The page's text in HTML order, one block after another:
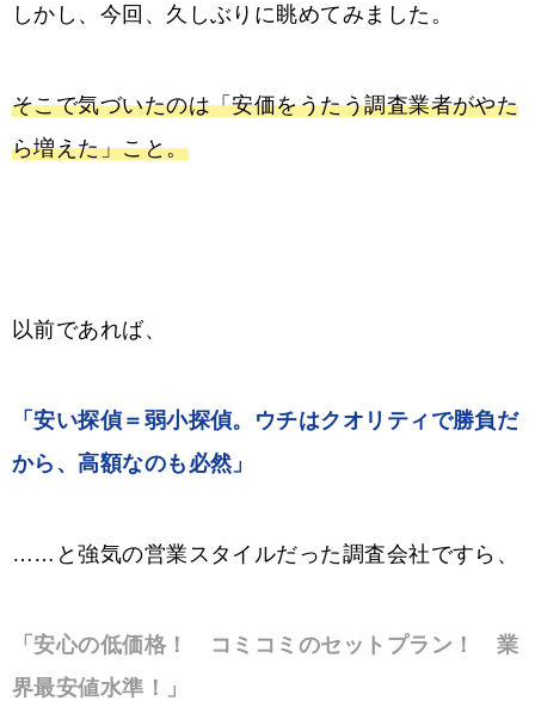
しかし、今回、久しぶりに眺めてみました。
そこで気づいたのは「安価をうたう調査業者がやた
ら増えた」こと。
以前であれば、
「安い探偵＝弱小探偵。ウチはクオリティで勝負だ
から、高額なのも必然」
……と強気の営業スタイルだった調査会社ですら、
「安心の低価格！ コミコミのセットプラン！ 業
界最安値水準！」